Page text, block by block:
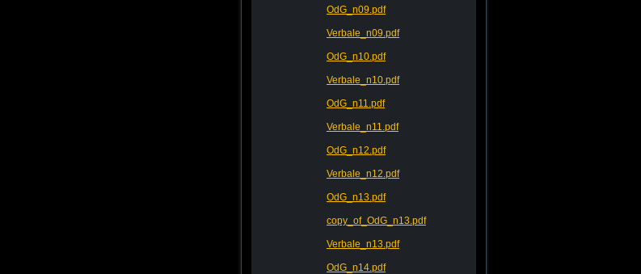
OdG_n09.pdf
Verbale_n09.pdf
OdG_n10.pdf
Verbale_n10.pdf
OdG_n11.pdf
Verbale_n11.pdf
OdG_n12.pdf
Verbale_n12.pdf
OdG_n13.pdf
copy_of_OdG_n13.pdf
Verbale_n13.pdf
OdG_n14.pdf